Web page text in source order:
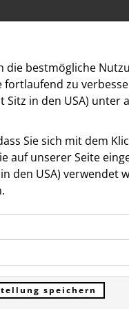
das
die best­mögliche
zu
in den USA) unter
Sie sich mit dem
auf unserer Seite
den USA) verwendet
und sind für
Cookies
Dritten übermittelt.
Diese Informationen
speichern